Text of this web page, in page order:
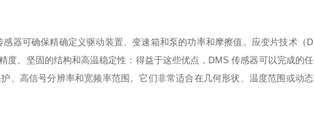
器可确保精确定义驱动装置、变速箱和泵的功率和摩擦值。应变片技术（D
度、坚固的结构和高温稳定性：得益于这些优点，DMS 传感器可以完成的任
、高信号分辨率和宽频率范围。它们非常适合在几何形状、温度范围或动态